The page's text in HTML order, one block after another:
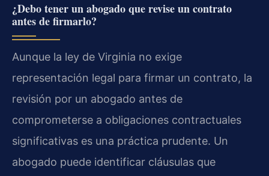
¿Debo tener un abogado que revise un contrato
antes de firmarlo?
Aunque la ley de Virginia no exige
representación legal para firmar un contrato, la
revisión por un abogado antes de
comprometerse a obligaciones contractuales
significativas es una práctica prudente. Un
abogado puede identificar cláusulas que